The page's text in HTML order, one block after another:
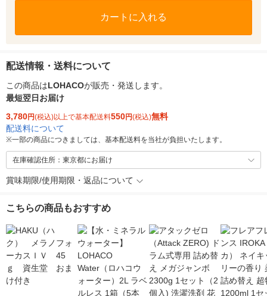
カートに入れる
配送情報・送料について
この商品はLOHACOが販売・発送します。
最短翌日お届け
3,780円(税込)以上で基本配送料550円(税込)無料
配送料について
※一部の商品につきましては、基本配送料を当社が負担いたします。
在庫確認住所：東京都にお届け
賞味期限/使用期限・返品について
こちらの商品もおすすめ